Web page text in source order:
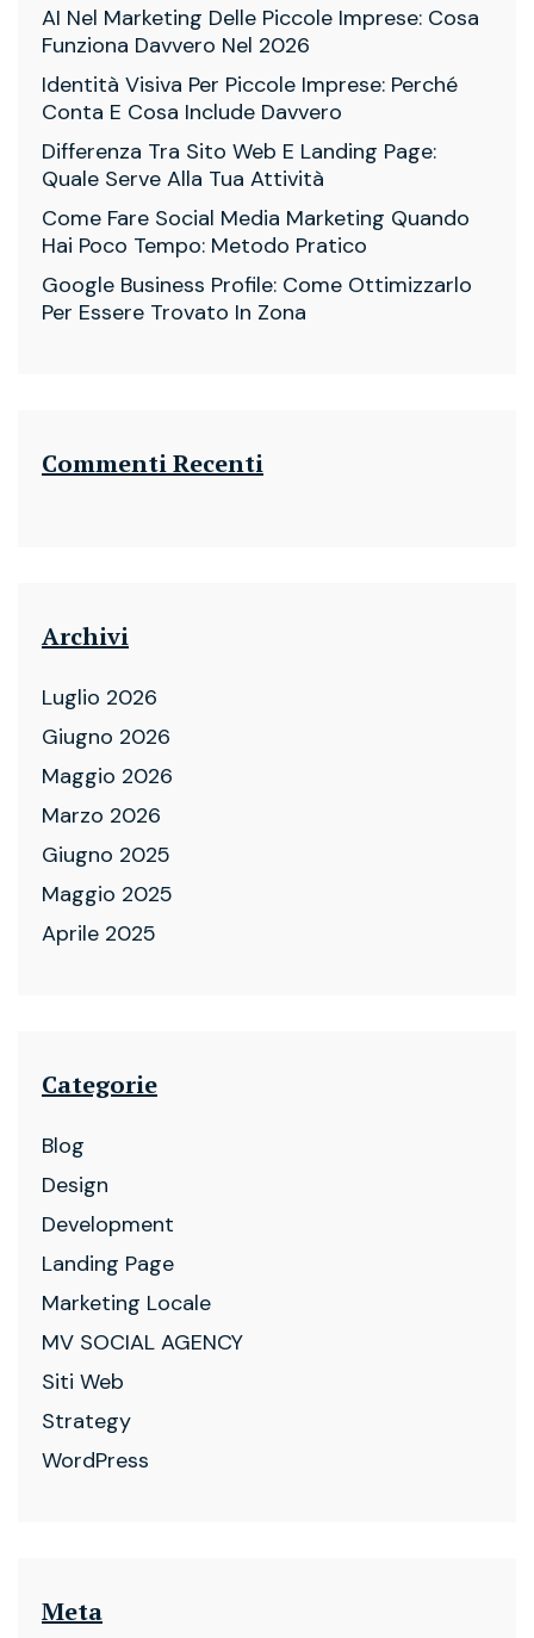
AI Nel Marketing Delle Piccole Imprese: Cosa
Funziona Davvero Nel 2026
Identità Visiva Per Piccole Imprese: Perché
Conta E Cosa Include Davvero
Differenza Tra Sito Web E Landing Page:
Quale Serve Alla Tua Attività
Come Fare Social Media Marketing Quando
Hai Poco Tempo: Metodo Pratico
Google Business Profile: Come Ottimizzarlo
Per Essere Trovato In Zona
Commenti Recenti
Archivi
Luglio 2026
Giugno 2026
Maggio 2026
Marzo 2026
Giugno 2025
Maggio 2025
Aprile 2025
Categorie
Blog
Design
Development
Landing Page
Marketing Locale
MV SOCIAL AGENCY
Siti Web
Strategy
WordPress
Meta